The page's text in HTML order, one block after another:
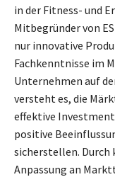
in der Fitness- und
Mitbegründer von
nur innovative
Fachkenntnisse im
Unternehmen auf
versteht es, die
effektive
positive
sicherstellen. Durch
Anpassung an